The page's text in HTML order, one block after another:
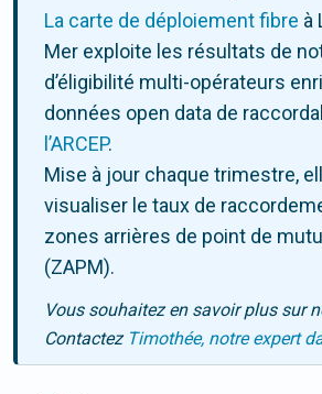
La carte de déploiement fibre à
Mer exploite les résultats de
d’éligibilité multi-opérateurs
données open data de
l’ARCEP.
Mise à jour chaque trimestre,
visualiser le taux de
zones arrières de point de
(ZAPM).
Vous souhaitez en savoir plus sur
Contactez Timothée, notre expert